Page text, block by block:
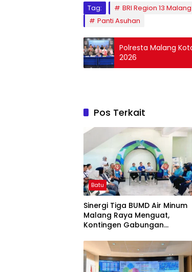
Tag: BRI Region 13
Panti Asuhan
Polresta Malang
2026
Pos Terkait
Batu
Sinergi Tiga BUMD Air Minum
Malang Raya Menguat,
Kontingen Gabungan
PORPAMNAS 2026